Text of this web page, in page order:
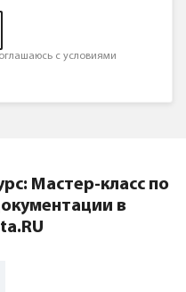
с условиями
: Мастер-класс по
в